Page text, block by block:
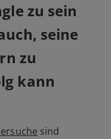
zu sein
seine
zu
kann
sind